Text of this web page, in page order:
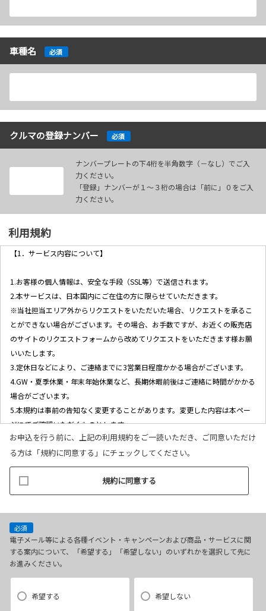
車種名 必須
クルマの登録ナンバー 必須
ナンバープレートの下4桁を半角数字（－なし）でご入
力ください。
「登録」ナンバーが１～３桁の場合は「前に」０をご入
力ください。
利用規約
【1．サービス内容について】
1.お客様の個人情報は、安全な手段（SSL等）で送信されます。
2.本サービスは、日本国内にご在住の方に限らせていただきます。
※当社担当エリア外からリクエストをいただいた場合、リクエストを承るこ
とができない場合がございます。その場合、お手数ですが、お近くの販売店
のサイトのリクエストフォームから改めてリクエストをいただきます様お願
いいたします。
3.定休日などにより、ご連絡までに3営業日程度かかる場合がございます。
4.GW・夏季休業・年末年始休業など、長期休暇前後はご連絡に時間がかかる
場合がございます。
5.本規約は事前の告知なく変更することがあります。変更した内容は本ペー
ジにてご確認いただくものとします。
【2．個人情報の取り扱いについて】
1.当社ホームページ上に掲示する「プライバシー・ポリシー」に基づき、適
切に取り扱うものとします。
いた氏名、住所、電話番号、メールアドレスを含む本リクエストの内容、当
ウェブサイトの閲覧情報）は、以下の目的で利用させていただきます。
(1)お申し込み頂いたリクエストに対応するにあたり必要な確認や連絡をする
ため。
(2)本リクエストに関するお問い合わせやご要望に対し適切に対応をするた
め。
お申込を行う前に、上記の利用規約をご一読いただき、ご同意いただけ
る方は「規約に同意する」にチェックしてください。
規約に同意する
必須
電子メール等による各種イベント・キャンペーンおよび商品・サービスに関
する案内について、「希望する」「希望しない」のいずれかを選択して先に
お進みください。
希望する 希望しない